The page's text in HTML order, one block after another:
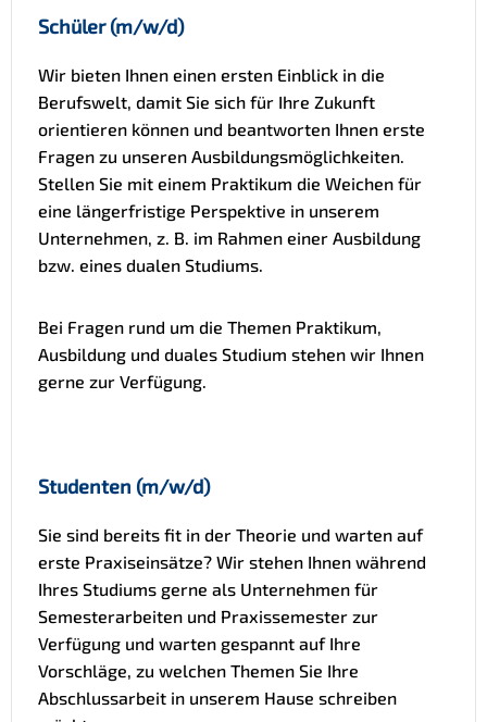
Schüler (m/w/d)
Wir bieten Ihnen einen ersten Einblick in die
Berufswelt, damit Sie sich für Ihre Zukunft
orientieren können und beantworten Ihnen erste
Fragen zu unseren Ausbildungsmöglichkeiten.
Stellen Sie mit einem Praktikum die Weichen für
eine längerfristige Perspektive in unserem
Unternehmen, z. B. im Rahmen einer Ausbildung
bzw. eines dualen Studiums.
Bei Fragen rund um die Themen Praktikum,
Ausbildung und duales Studium stehen wir Ihnen
gerne zur Verfügung.
Studenten (m/w/d)
Sie sind bereits fit in der Theorie und warten auf
erste Praxiseinsätze? Wir stehen Ihnen während
Ihres Studiums gerne als Unternehmen für
Semesterarbeiten und Praxissemester zur
Verfügung und warten gespannt auf Ihre
Vorschläge, zu welchen Themen Sie Ihre
Abschlussarbeit in unserem Hause schreiben